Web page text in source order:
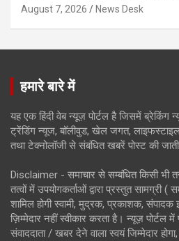
August 7, 2026 News Desk
हमारे बारे में
यह एक हिंदी वेब न्यूज़ पोर्टल है जिसमें ब्रेकिंग
ट्रेंडिंग न्यूज, बॉलीवुड, खेल जगत,
तथा टेक्नोलॉजी से संबंधित खबरें पोस्ट की
Disclaimer - समाचार से सम्बंधित किसी भी
तत्वों में उपयोगकर्ताओं द्वारा प्रस्तुत सामग्री (
शामिल होगी स्वामी, मुद्रक, प्रकाशक,
ज़िम्मेदार नहीं स्वीकार करता है। न्यूज़ पोर्टल
संवाददाता / खबर देने वाला स्वयं जिम्मेदार